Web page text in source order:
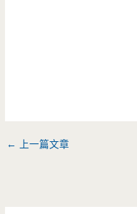
← 上一篇文章